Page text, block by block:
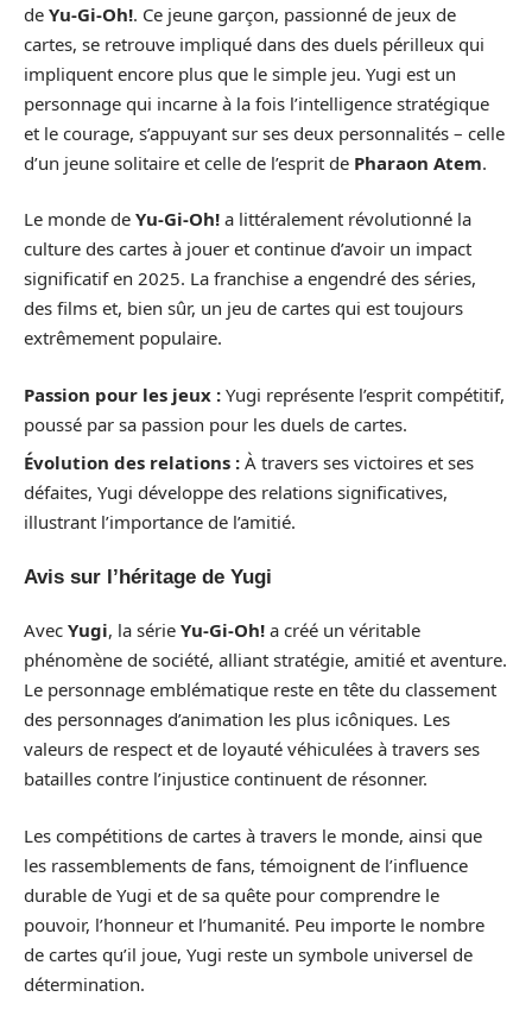
de Yu-Gi-Oh!. Ce jeune garçon, passionné de jeux de
cartes, se retrouve impliqué dans des duels périlleux qui
impliquent encore plus que le simple jeu. Yugi est un
personnage qui incarne à la fois l’intelligence stratégique
et le courage, s’appuyant sur ses deux personnalités – celle
d’un jeune solitaire et celle de l’esprit de Pharaon Atem.
Le monde de Yu-Gi-Oh! a littéralement révolutionné la
culture des cartes à jouer et continue d’avoir un impact
significatif en 2025. La franchise a engendré des séries,
des films et, bien sûr, un jeu de cartes qui est toujours
extrêmement populaire.
Passion pour les jeux : Yugi représente l’esprit compétitif,
poussé par sa passion pour les duels de cartes.
Évolution des relations : À travers ses victoires et ses
défaites, Yugi développe des relations significatives,
illustrant l’importance de l’amitié.
Avis sur l’héritage de Yugi
Avec Yugi, la série Yu-Gi-Oh! a créé un véritable
phénomène de société, alliant stratégie, amitié et aventure.
Le personnage emblématique reste en tête du classement
des personnages d’animation les plus icôniques. Les
valeurs de respect et de loyauté véhiculées à travers ses
batailles contre l’injustice continuent de résonner.
Les compétitions de cartes à travers le monde, ainsi que
les rassemblements de fans, témoignent de l’influence
durable de Yugi et de sa quête pour comprendre le
pouvoir, l’honneur et l’humanité. Peu importe le nombre
de cartes qu’il joue, Yugi reste un symbole universel de
détermination.